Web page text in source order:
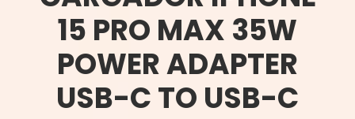
15 PRO MAX 35W
POWER ADAPTER
USB-C TO USB-C